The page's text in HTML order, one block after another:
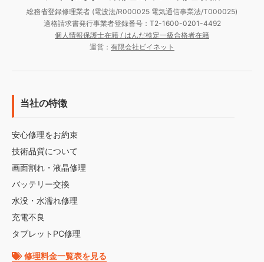
総務省登録修理業者 (電波法/R000025 電気通信事業法/T000025)
適格請求書発行事業者登録番号：T2-1600-0201-4492
個人情報保護士在籍 / はんだ検定一級合格者在籍
運営： 有限会社ビイネット
当社の特徴
安心修理をお約束
技術品質について
画面割れ・液晶修理
バッテリー交換
水没・水濡れ修理
充電不良
タブレットPC修理
修理料金一覧表を見る